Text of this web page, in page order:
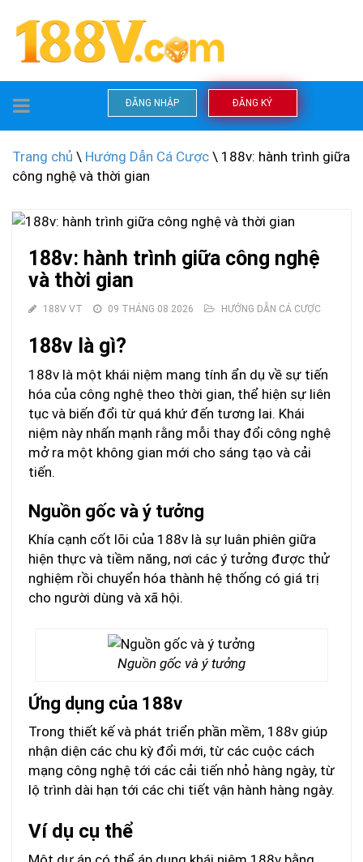
TOGGLE
NAVIGATION
ĐĂNG NHẬP ĐĂNG KÝ
Trang chủ \ Hướng Dẫn Cá Cược \ 188v: hành trình giữa
công nghệ và thời gian
188v: hành trình giữa công nghệ
và thời gian
188V VT 09 THÁNG 08 2026 HƯỚNG DẪN CÁ CƯỢC
188v là gì?
188v là một khái niệm mang tính ẩn dụ về sự tiến
hóa của công nghệ theo thời gian, thể hiện sự liên
tục và biến đổi từ quá khứ đến tương lai. Khái
niệm này nhấn mạnh rằng mỗi thay đổi công nghệ
mở ra một không gian mới cho sáng tạo và cải
tiến.
Nguồn gốc và ý tưởng
Khía cạnh cốt lõi của 188v là sự luân phiên giữa
hiện thực và tiềm năng, nơi các ý tưởng được thử
nghiệm rồi chuyển hóa thành hệ thống có giá trị
cho người dùng và xã hội.
Nguồn gốc và ý tưởng
Ứng dụng của 188v
Trong thiết kế và phát triển phần mềm, 188v giúp
nhận diện các chu kỳ đổi mới, từ các cuộc cách
mạng công nghệ tới các cải tiến nhỏ hàng ngày, từ
lộ trình dài hạn tới các chi tiết vận hành hàng ngày.
Ví dụ cụ thể